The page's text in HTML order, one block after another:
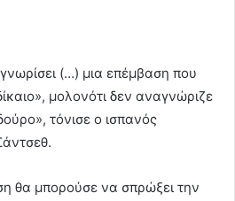
(…) μια επέμβαση που
μολονότι δεν αναγνώριζε
τόνισε ο ισπανός
θα μπορούσε να σπρώξει την